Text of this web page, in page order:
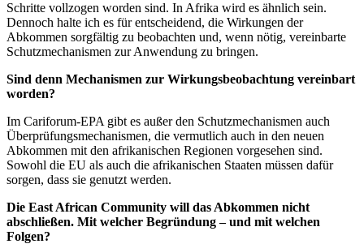
Schritte vollzogen worden sind. In Afrika wird es ähnlich sein.
Dennoch halte ich es für entscheidend, die Wirkungen der
Abkommen sorgfältig zu beobachten und, wenn nötig, vereinbarte
Schutzmechanismen zur Anwendung zu bringen.
Sind denn Mechanismen zur Wirkungsbeobachtung vereinbart
worden?
Im Cariforum-EPA gibt es außer den Schutzmechanismen auch
Überprüfungsmechanismen, die vermutlich auch in den neuen
Abkommen mit den afrikanischen Regionen vorgesehen sind.
Sowohl die EU als auch die afrikanischen Staaten müssen dafür
sorgen, dass sie genutzt werden.
Die East African Community will das Abkommen nicht
abschließen. Mit welcher Begründung – und mit welchen
Folgen?